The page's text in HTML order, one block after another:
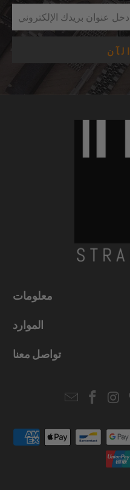
معلومات
الموارد
تواصل معنا
Email